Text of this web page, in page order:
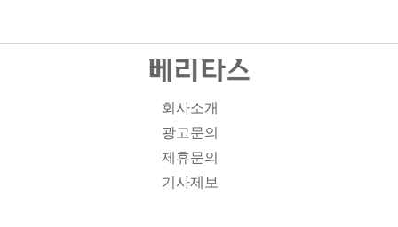
회사소개
광고문의
제휴문의
기사제보